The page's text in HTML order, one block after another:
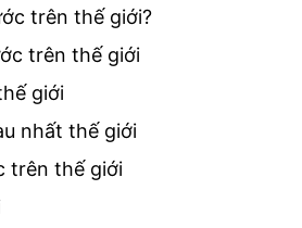
trên thế giới?
trên thế giới
giới
nhất thế giới
trên thế giới